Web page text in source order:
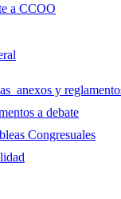
a CCOO
anexos y
a debate
Congresuales